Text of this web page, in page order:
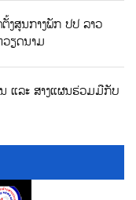
ງສູນກາງພັກ ປປ ລາວ
ຽດນາມ
ແລະ ສາງແຜນຮ່ວມມືກັບ